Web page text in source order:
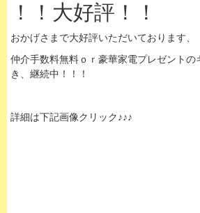
！！大好評！！
おかげさまで大好評いただいております、
仲介手数料無料ｏｒ豪華家電プレゼントの
き、継続中！！！
詳細は下記画像クリック♪♪♪